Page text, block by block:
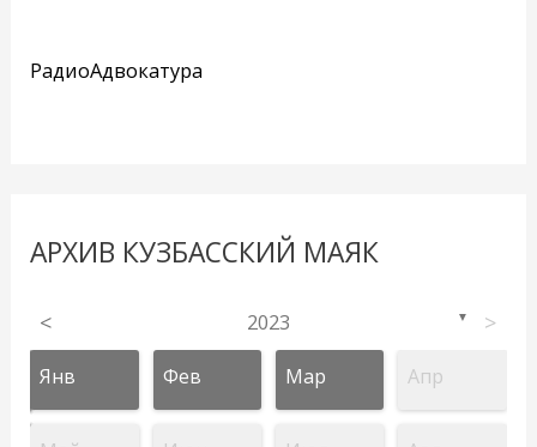
РадиоАдвокатура
АРХИВ КУЗБАССКИЙ МАЯК
< 2023 ▼ >
Янв Фев Мар Апр